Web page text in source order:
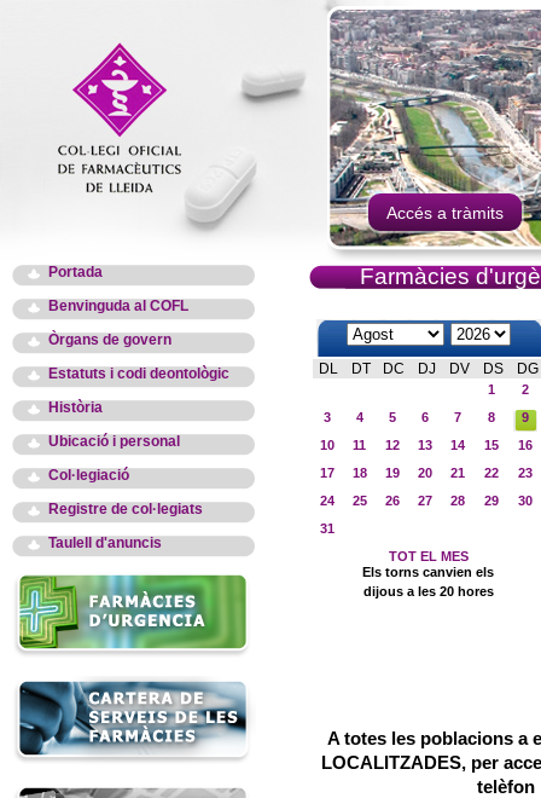
Accés a tràmits
Portada
Benvinguda al COFL
Òrgans de govern
Estatuts i codi deontològic
Història
Ubicació i personal
Col·legiació
Registre de col·legiats
Taulell d'anuncis
Farmàcies
DL DT DC DJ DV DS DG
1
2
3
4 5 6 7 8
9
10
11 12 13 14 15
16
17
18 19 20 21 22
23
24
25 26 27 28 29
30
31
TOT EL MES
Els torns canvien els
dijous a les 20 hores
A totes les poblacions a
LOCALITZADES, per
telèfon